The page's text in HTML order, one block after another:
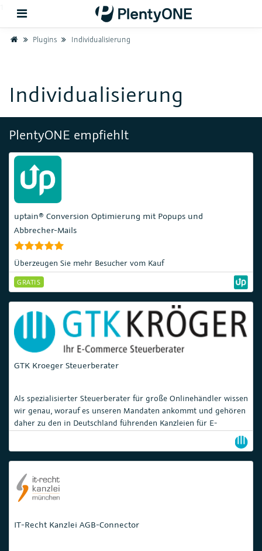
Support
Hardware
HomePlugins Individualisierung
Individualisierung
PlentyONE empfiehlt
uptain® Conversion Optimierung mit Popups und
Abbrecher-Mails
Überzeugen Sie mehr Besucher vom Kauf
GRATIS
GTK Kroeger Steuerberater
Als spezialisierter Steuerberater für große Onlinehändler wissen
wir genau, worauf es unseren Mandaten ankommt und gehören
daher zu den in Deutschland führenden Kanzleien für E-
IT-Recht Kanzlei AGB-Connector